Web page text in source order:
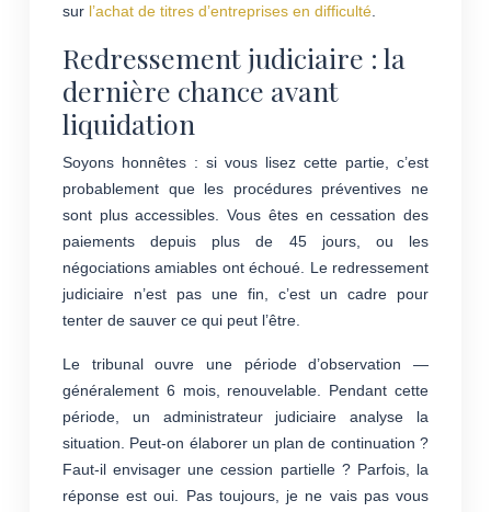
sur l’achat de titres d’entreprises en difficulté.
Redressement judiciaire : la
dernière chance avant
liquidation
Soyons honnêtes : si vous lisez cette partie, c’est
probablement que les procédures préventives ne
sont plus accessibles. Vous êtes en cessation des
paiements depuis plus de 45 jours, ou les
négociations amiables ont échoué. Le redressement
judiciaire n’est pas une fin, c’est un cadre pour
tenter de sauver ce qui peut l’être.
Le tribunal ouvre une période d’observation —
généralement 6 mois, renouvelable. Pendant cette
période, un administrateur judiciaire analyse la
situation. Peut-on élaborer un plan de continuation ?
Faut-il envisager une cession partielle ? Parfois, la
réponse est oui. Pas toujours, je ne vais pas vous